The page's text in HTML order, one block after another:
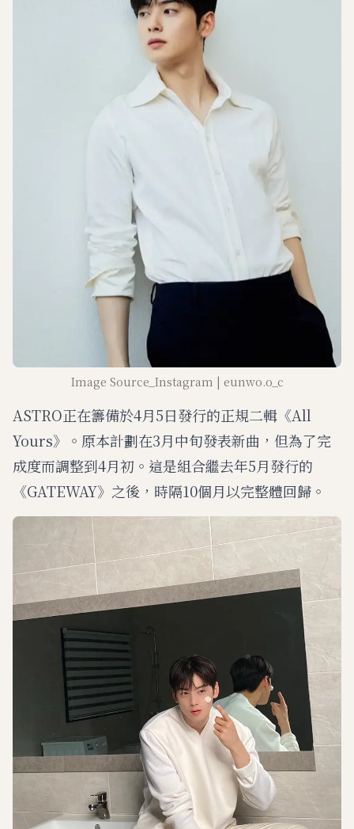
Image Source_Instagram | eunwo.o_c
ASTRO正在籌備於4月5日發行的正規二輯《All
Yours》。原本計劃在3月中旬發表新曲，但為了完
成度而調整到4月初。這是組合繼去年5月發行的
《GATEWAY》之後，時隔10個月以完整體回歸。